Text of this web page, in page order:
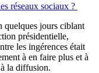
réseaux sociaux ?
quelques jours ciblant
présidentielle,
les ingérences était
à en faire plus et à
la diffusion.